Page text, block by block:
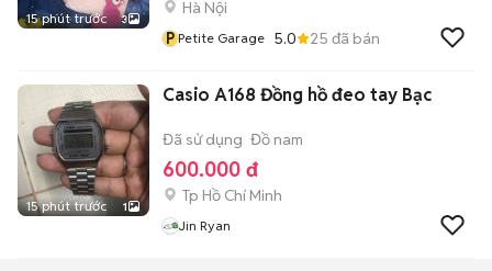
15 phút trước 3
Hà Nội
P Petite Garage 5.0 25 đã bán
15 phút trước 1
Casio A168 Đồng hồ đeo tay Bạc
Đã sử dụng Đồ nam
600.000 đ
Tp Hồ Chí Minh
Jin Ryan